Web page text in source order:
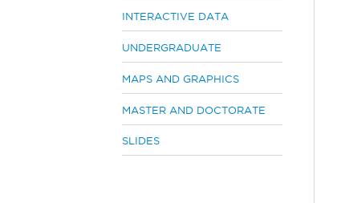
INTERACTIVE DATA
UNDERGRADUATE
MAPS AND GRAPHICS
MASTER AND DOCTORATE
SLIDES